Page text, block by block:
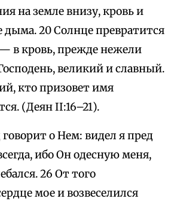
на земле внизу, кровь и
дыма. 20 Солнце превратится
в кровь, прежде нежели
великий и славный.
кто призовет имя
(Деян II:16–21).
говорит о Нем: видел я пред
ибо Он одесную меня,
26 От того
мое и возвеселился